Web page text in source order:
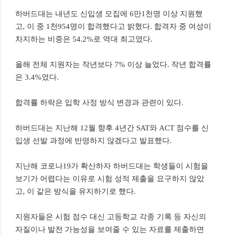
하버드대는 내년도 신입생 모집에 6만1천명 이상 지원했
고, 이 중 1천954명이 합격했다고 밝혔다. 합격자 중 여성이
차지하는 비중은 54.2%로 역대 최고였다.
올해 전체 지원자는 작년보다 7% 이상 늘었다. 작년 합격률
은 3.4%였다.
합격률 하락은 입학 사정 방식 변경과 관련이 있다.
하버드대는 지난해 12월 향후 4년간 SAT와 ACT 점수를 신
입생 선발 과정에 반영하지 않겠다고 발표했다.
지난해 코로나19가 확산하자 하버드대는 학생들이 시험을
보기가 어렵다는 이유로 시험 성적 제출을 요구하지 않았
고, 이 같은 방식을 유지하기로 했다.
지원자들은 시험 점수 대신 고등학교 각종 기록 등 자신의
자질이나 발전 가능성을 보여줄 수 있는 자료를 제출하면